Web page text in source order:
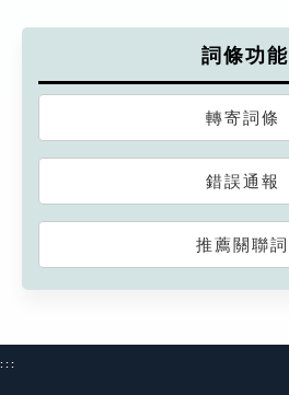
詞條功能
轉寄詞條
錯誤通報
推薦關聯詞
:::